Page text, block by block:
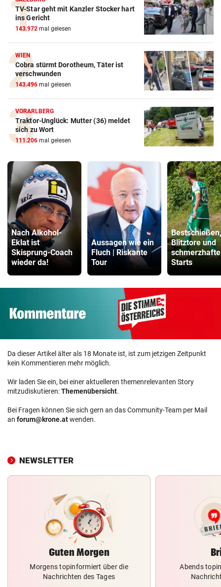
TV-Star geht mit Kanzler Stocker hart
ins Gericht
143.972 mal gelesen
WIEN
Cobra stürmt Dorotheum, Täter ist
verschwunden
143.496 mal gelesen
VORARLBERG
Traktor-Unglück: Mutter (36) meldet
sich zu Wort
111.206 mal gelesen
Nach Alkohol-
Eklat ist
Skisprung-Coach
wieder da!
Aussagen wie ein
Fluch | Riskante
Tour
Bestschießen,
Blitztore und
schmerzhafte
Starts
Da dieser Artikel älter als 18 Monate ist, ist zum jetzigen Zeitpunkt
kein Kommentieren mehr möglich.
Wir laden Sie ein, bei einer aktuelleren themenrelevanten Story
mitzudiskutieren:Themenübersicht.
Bei Fragen können Sie sich gern an das Community-Team per Mail
an forum@krone.atwenden.
NEWSLETTER
Guten Morgen
Morgens topinformiert über die
Nachrichten des Tages
Abends